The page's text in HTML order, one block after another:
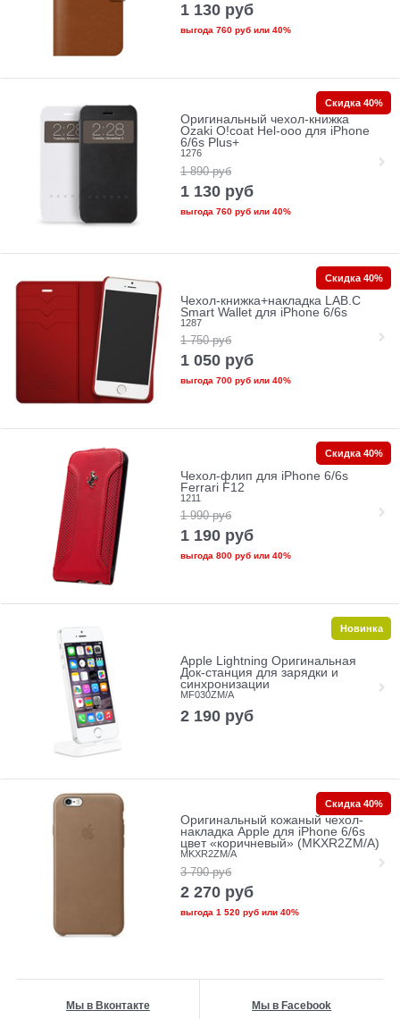
1 130 руб
выгода 760 рубили 40%
Оригинальный чехол-книжка
Ozaki O!coat Hel-ooo для iPhone
6/6s Plus+
1276
1 890 руб
1 130 руб
выгода 760 рубили 40%
Скидка 40%
Чехол-книжка+накладка LAB.C
Smart Wallet для iPhone 6/6s
1287
1 750 руб
1 050 руб
выгода 700 рубили 40%
Скидка 40%
Чехол-флип для iPhone 6/6s
Ferrari F12
1211
1 990 руб
1 190 руб
выгода 800 рубили 40%
Скидка 40%
Apple Lightning Оригинальная
Док-станция для зарядки и
синхронизации
MF030ZM/A
2 190 руб
Новинка
Оригинальный кожаный чехол-
накладка Apple для iPhone 6/6s
цвет «коричневый» (MKXR2ZM/A)
MKXR2ZM/A
3 790 руб
2 270 руб
выгода 1 520 рубили 40%
Скидка 40%
Мы в Вконтакте Мы в Facebook